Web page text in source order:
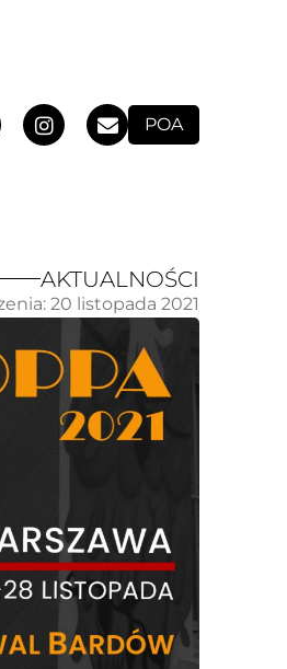
POA
AKTUALNOŚCI
20 listopada 2021